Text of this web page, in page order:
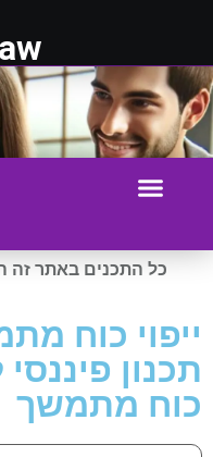
כל התכנים באתר זה
ייפוי כוח
תכנון
כוח מתמשך